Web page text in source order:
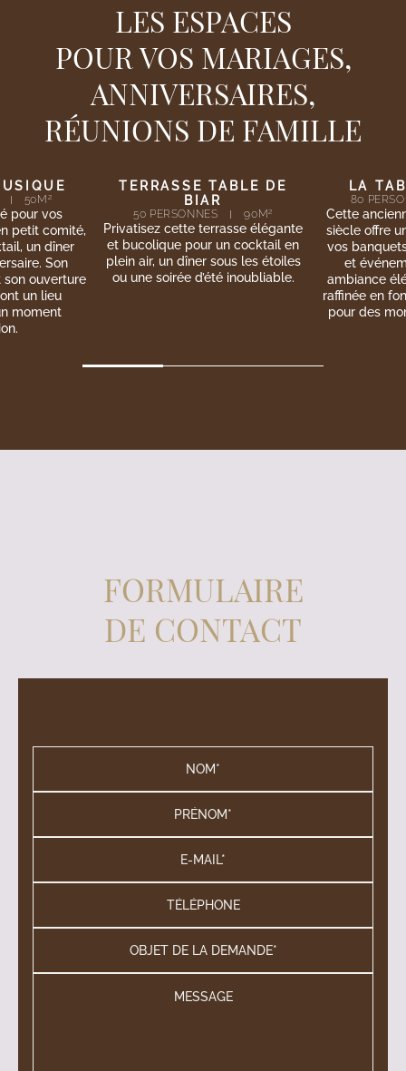
LES ESPACES
POUR VOS MARIAGES,
ANNIVERSAIRES,
RÉUNIONS DE FAMILLE
DE
90M2
élégante
cocktail en
les étoiles
inoubliable.
LA TABLE DE BIAR
PERSONNES
Cette ancienne bâtisse du XVIIIe
siècle offre un cadre unique pour
vos banquets, repas de mariage
et événements privés. Son
ambiance élégante et sa cuisine
SALON
50
Un
réceptions
idéal pour
privé ou
ambiance
sur le
privilégié
FORMULAIRE
DE CONTACT